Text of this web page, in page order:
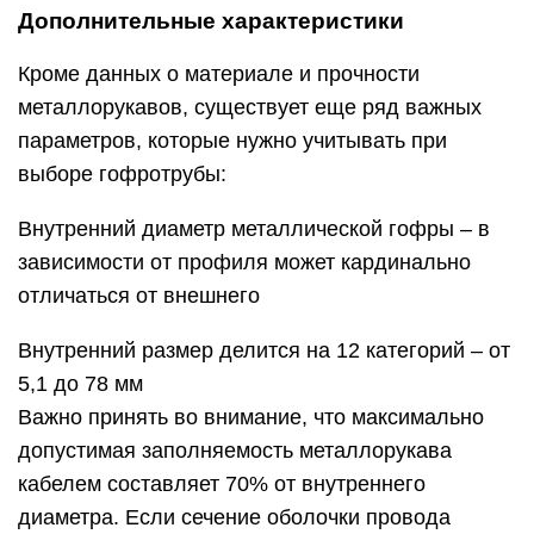
Дополнительные характеристики
Кроме данных о материале и прочности
металлорукавов, существует еще ряд важных
параметров, которые нужно учитывать при
выборе гофротрубы:
Внутренний диаметр металлической гофры – в
зависимости от профиля может кардинально
отличаться от внешнего
Внутренний размер делится на 12 категорий – от
5,1 до 78 мм
Важно принять во внимание, что максимально
допустимая заполняемость металлорукава
кабелем составляет 70% от внутреннего
диаметра. Если сечение оболочки провода